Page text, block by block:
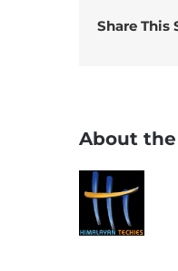
Share This
About